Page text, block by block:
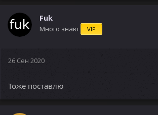
Fuk
Много знаю VIP
26 Сен 2020
Тоже поставлю